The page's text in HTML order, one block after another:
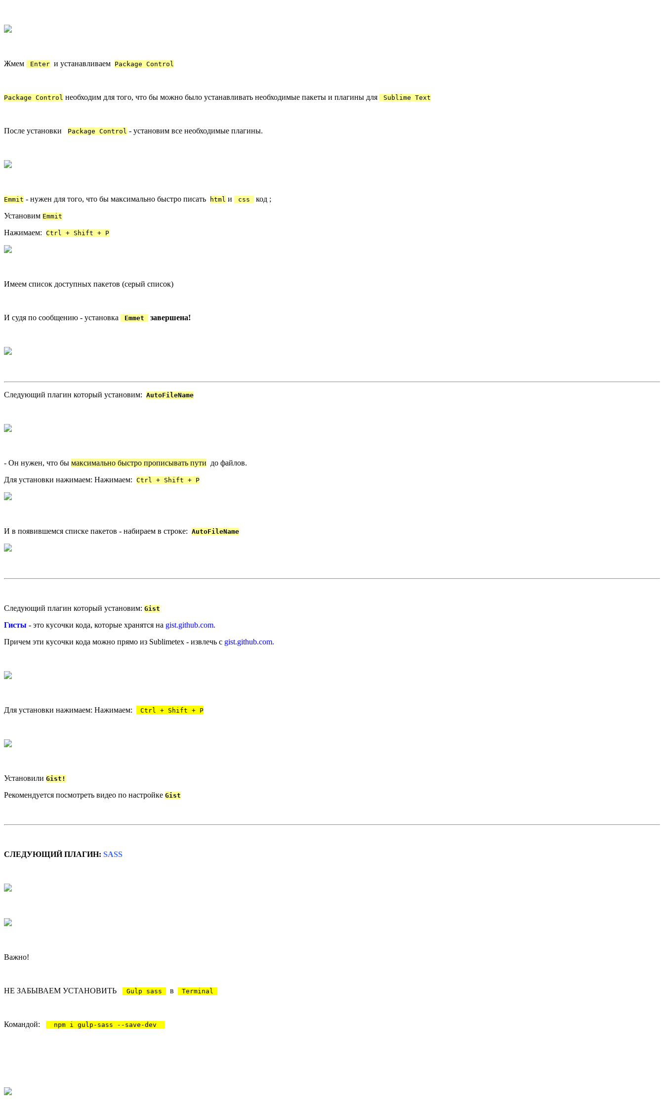
Жмем Enter и устанавливаем Package Control
Package Control необходим для того, что бы можно было устанавливать необходимые пакеты и плагины для Sublime Text
После установки Package Control - установим все необходимые плагины.
Emmit - нужен для того, что бы максимально быстро писать html и css
код ;
Установим Emmit
Нажимаем: Ctrl + Shift + P
Имеем список доступных пакетов (серый список)
И судя по сообщению - установка Emmet завершена!
Следующий плагин который установим: AutoFileName
- Он нужен, что бы максимально быстро прописывать пути до файлов.
Для установки нажимаем: Нажимаем: Ctrl + Shift + P
И в появившемся списке пакетов - набираем в строке: AutoFileName
Следующий плагин который установим: Gist
Гисты - это кусочки кода, которые хранятся на gist.github.com.
Причем эти кусочки кода можно прямо из Sublimetex - извлечь с gist.github.com.
Для установки нажимаем: Нажимаем: Ctrl + Shift + P
Установили Gist!
Рекомендуется посмотреть видео по настройке Gist
СЛЕДУЮЩИЙ ПЛАГИН: SASS
Важно!
НЕ ЗАБЫВАЕМ УСТАНОВИТЬ Gulp sass в Terminal
Командой: npm i gulp-sass --save-dev